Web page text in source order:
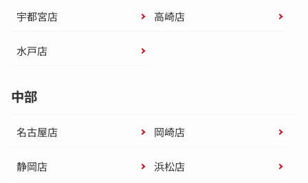
宇都宮店 高崎店
水戸店
中部
名古屋店 岡崎店
静岡店 浜松店